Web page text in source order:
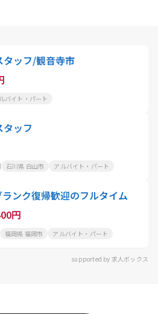
タッフ/観音寺市
バイト・パート
ッフ
石川県 白山市 アルバイト・パート
ンク復帰歓迎のフルタイム
円
福岡県 福岡市 アルバイト・パート
supported by 求人ボックス